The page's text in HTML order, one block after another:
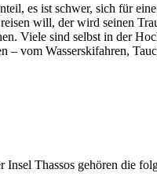
es ist schwer, sich für
will, der wird seinen
Viele sind selbst in der
vom Wasserskifahren,
Insel Thassos gehören die